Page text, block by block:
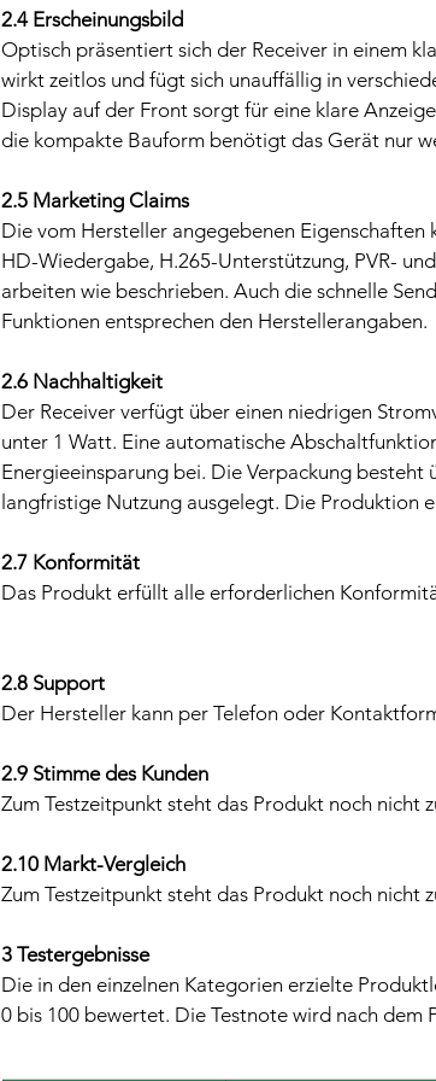
2.4 Erscheinungsbild
Optisch präsentiert sich der Receiver in einem
wirkt zeitlos und fügt sich unauffällig in
Display auf der Front sorgt für eine klare
die kompakte Bauform benötigt das Gerät nur
2.5 Marketing Claims
Die vom Hersteller angegebenen
HD-Wiedergabe, H.265-Unterstützung, PVR-
arbeiten wie beschrieben. Auch die schnelle
Funktionen entsprechen den Herstellerangaben.
2.6 Nachhaltigkeit
Der Receiver verfügt über einen niedrigen
unter 1 Watt. Eine automatische
Energieeinsparung bei. Die Verpackung
langfristige Nutzung ausgelegt. Die Produktion
2.7 Konformität
Das Produkt erfüllt alle erforderlichen
2.8 Support
Der Hersteller kann per Telefon oder
2.9 Stimme des Kunden
Zum Testzeitpunkt steht das Produkt noch nicht
2.10 Markt-Vergleich
Zum Testzeitpunkt steht das Produkt noch nicht
3 Testergebnisse
Die in den einzelnen Kategorien erzielte
0 bis 100 bewertet. Die Testnote wird nach